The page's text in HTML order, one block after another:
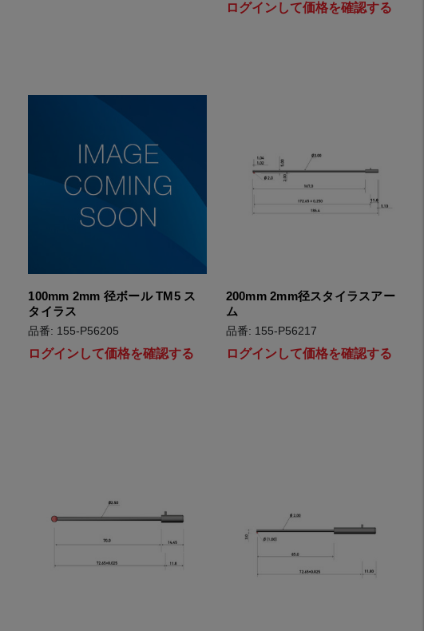
ログインして価格を確認する
100mm 2mm 径ボール TM5 ス
タイラス
品番: 155-P56205
ログインして価格を確認する
200mm 2mm径スタイラスアー
ム
品番: 155-P56217
ログインして価格を確認する